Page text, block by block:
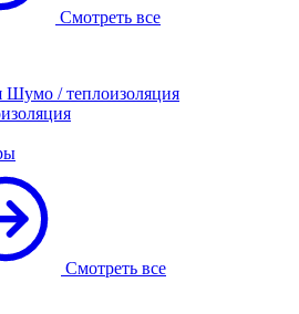
Смотреть все
Шумо / теплоизоляция
Смотреть все